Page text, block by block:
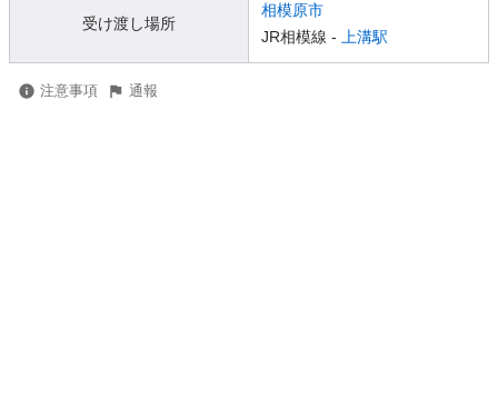
受け渡し場所
相模原市
JR相模線 -
上溝駅
注意事項 通報